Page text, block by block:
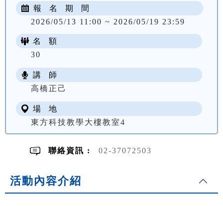
報 名 期 間
2026/05/13 11:00 ~ 2026/05/19 23:59
名 額
30
講 師
高橋正己
場 地
東方科技教學大樓教室4
聯絡資訊 : 02-37072503
活動內容介紹